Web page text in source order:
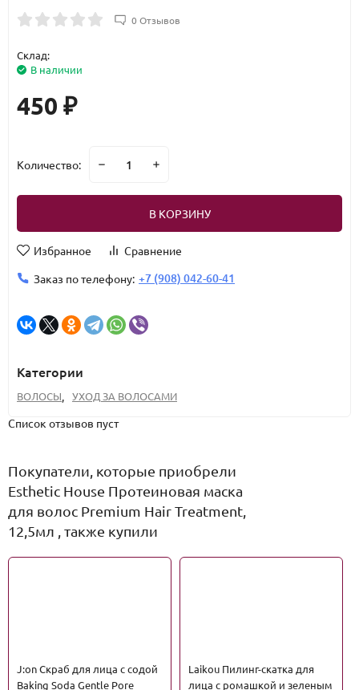
0 Отзывов
Склад:
В наличии
450 ₽
Количество:
В КОРЗИНУ
Избранное
Сравнение
Заказ по телефону: +7 (908) 042-60-41
Категории
ВОЛОСЫ, УХОД ЗА ВОЛОСАМИ
Список отзывов пуст
Покупатели, которые приобрели
Esthetic House Протеиновая маска
для волос Premium Hair Treatment,
12,5мл , также купили
J:on Скраб для лица с содой
Baking Soda Gentle Pore
Laikou Пилинг-скатка для
лица с ромашкой и зеленым